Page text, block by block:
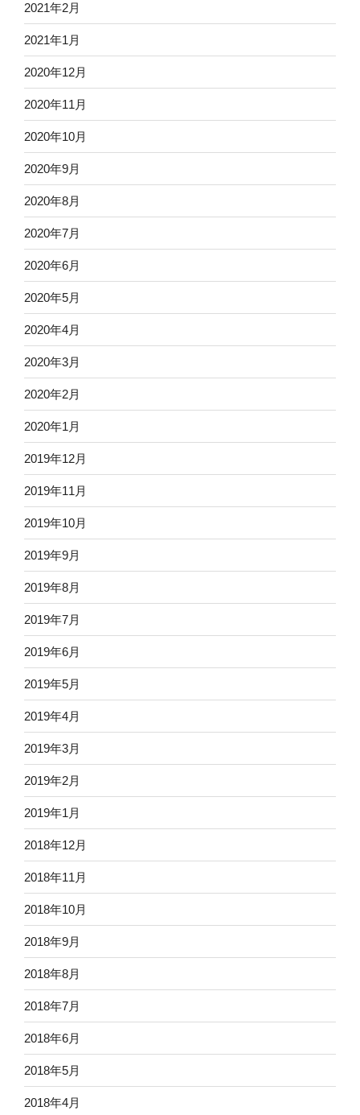
2021年2月
2021年1月
2020年12月
2020年11月
2020年10月
2020年9月
2020年8月
2020年7月
2020年6月
2020年5月
2020年4月
2020年3月
2020年2月
2020年1月
2019年12月
2019年11月
2019年10月
2019年9月
2019年8月
2019年7月
2019年6月
2019年5月
2019年4月
2019年3月
2019年2月
2019年1月
2018年12月
2018年11月
2018年10月
2018年9月
2018年8月
2018年7月
2018年6月
2018年5月
2018年4月